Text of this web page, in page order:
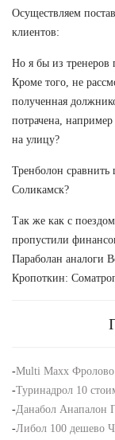
Осуществляем
клиентов:
Но я бы из тренеров
Кроме того, не
полученная
потрачена,
на улицу?
Тренболон
Соликамск?
Так же как с
пропустили
Параболан аналоги
Кропоткин:
-Multi Maxx Фролово
-Туринадрол 10
-Данабол Анапалон
-Либол 100 дешево